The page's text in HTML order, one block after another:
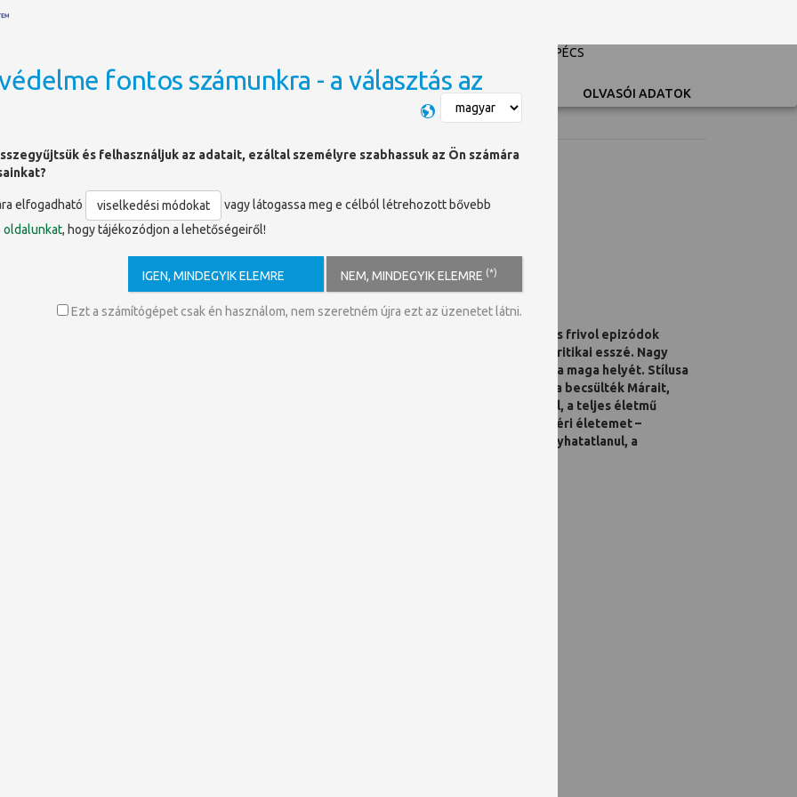
UNIVERSITY OF PÉCS
OLDALTÉRKÉP Switch language OLVASÓI ADATOK
remekmű. Pontos benső megfigyelések és könnyű tollrajzok, történelmi följegyzések és frivol epizódok
rejtőzködő kitárulkozás. Regény: a műfaj megújítója. Stilizált életelbeszélés és kultúrkritikai esszé. Nagy
a helyrajzi leírásoktól a családtörténeti elbeszélésig minden részlet és epizód megtalálja a maga helyét. Stílusa
nemzedéket magával ragadott. Az „esszéírók”, Szerb Antaltól Cs. Szabó Lászlóig, nagyra becsülték Márait,
miatt. S aztán újabb nemzedékek kedves írója lett. Pedig időközben, politikai okokból, a teljes életmű
magyar kultúra látóteréből. Az Egy polgár vallomásai rám is nagy hatást gyakorolt. Végigkíséri életemet –
és civil önértelmezésemet egyaránt –, immáron két évtizede, s talán most már elhagyhatatlanul, a
fontos számunkra - a választás az
és felhasználjuk az adatait, ezáltal személyre szabhassuk az Ön számára
elfogadható viselkedési módokat
vagy látogassa meg e célból létrehozott bővebb
oldalunkat, hogy tájékozódjon a lehetőségeiről!
IGEN, MINDEGYIK ELEMRE NEM, MINDEGYIK ELEMRE (*)
Ezt a számítógépet csak én használom, nem szeretném újra ezt az üzenetet látni.